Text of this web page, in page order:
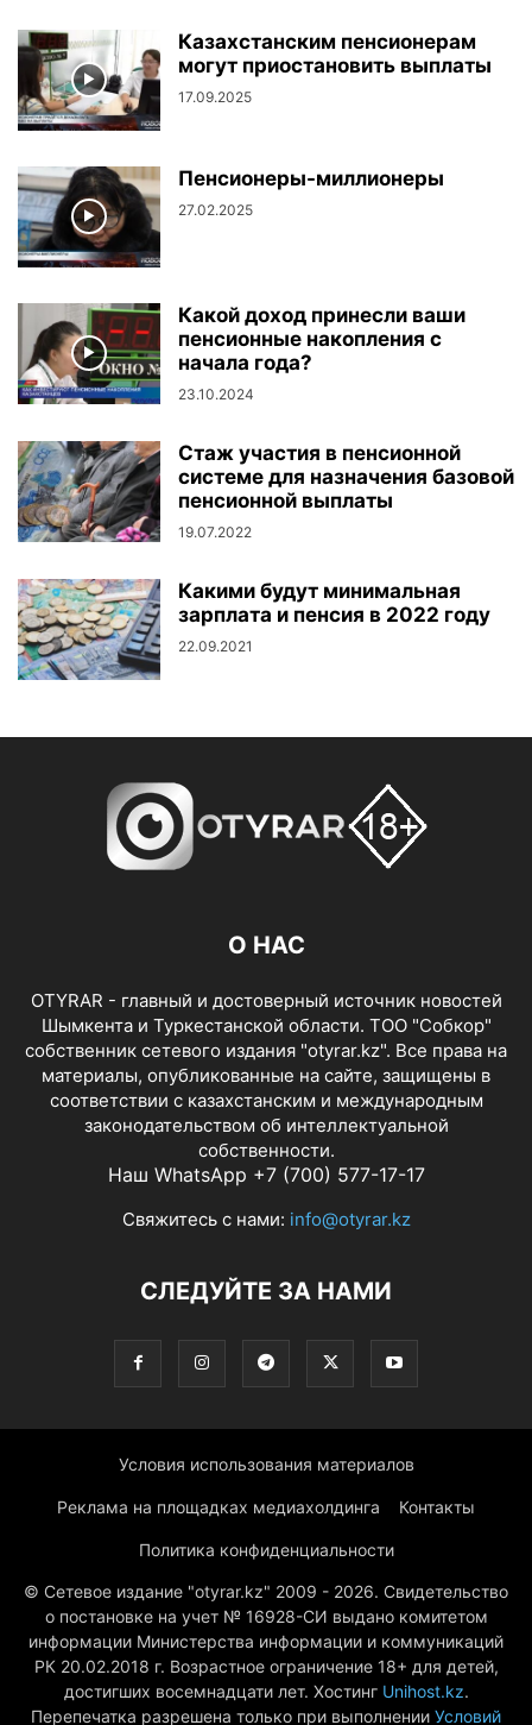
Казахстанским пенсионерам
могут приостановить выплаты
17.09.2025
Пенсионеры-миллионеры
27.02.2025
Какой доход принесли ваши
пенсионные накопления с
начала года?
23.10.2024
Стаж участия в пенсионной
системе для назначения базовой
пенсионной выплаты
19.07.2022
Какими будут минимальная
зарплата и пенсия в 2022 году
22.09.2021
О НАС
OTYRAR - главный и достоверный источник новостей
Шымкента и Туркестанской области. ТОО "Собкор"
собственник сетевого издания "otyrar.kz". Все права на
материалы, опубликованные на сайте, защищены в
соответствии с казахстанским и международным
законодательством об интеллектуальной
собственности.
Наш WhatsApp +7 (700) 577-17-17
Свяжитесь с нами: info@otyrar.kz
СЛЕДУЙТЕ ЗА НАМИ
Условия использования материалов
Реклама на площадках медиахолдинга Контакты
Политика конфиденциальности
© Сетевое издание "otyrar.kz" 2009 - 2026. Свидетельство
о постановке на учет № 16928-СИ выдано комитетом
информации Министерства информации и коммуникаций
РК 20.02.2018 г. Возрастное ограничение 18+ для детей,
достигших восемнадцати лет. Хостинг Unihost.kz.
Перепечатка разрешена только при выполнении Условий